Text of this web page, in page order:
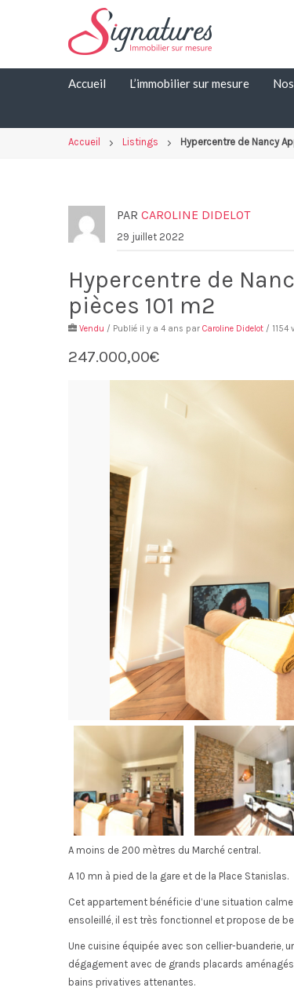
Accueil L’immobilier sur mesure
Accueil Listings Hypercentre de Nancy
PAR CAROLINE DIDELOT
29 juillet 2022
Hypercentre de
pièces 101 m2
Vendu / Publié il y a 4 ans par Caroline Didelot / 1154
247.000,00€
A moins de 200 mètres du Marché central.
A 10 mn à pied de la gare et de la Place Stanislas.
Cet appartement bénéficie d’une situation
ensoleillé, il est très fonctionnel et propose de
Une cuisine équipée avec son cellier-buanderie,
dégagement avec de grands placards
bains privatives attenantes.